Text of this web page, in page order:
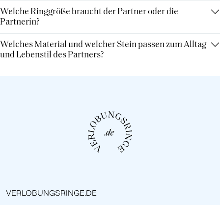
Welche Ringgröße braucht der Partner oder die
Partnerin?
Welches Material und welcher Stein passen zum Alltag
und Lebenstil des Partners?
VERLOBUNGSRINGE.DE